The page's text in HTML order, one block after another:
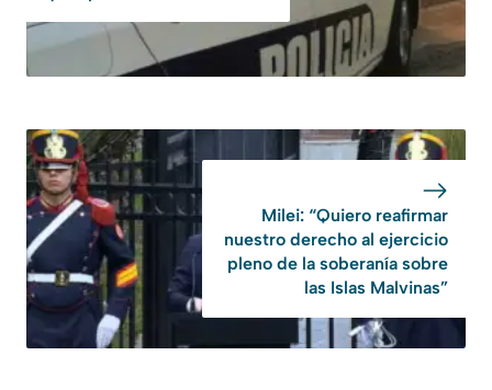
Milei: “Quiero reafirmar
nuestro derecho al ejercicio
pleno de la soberanía sobre
las Islas Malvinas”